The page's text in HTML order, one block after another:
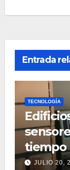
Entrada
TECNOLOGÍA
tiempo
gestión
JULIO 20,